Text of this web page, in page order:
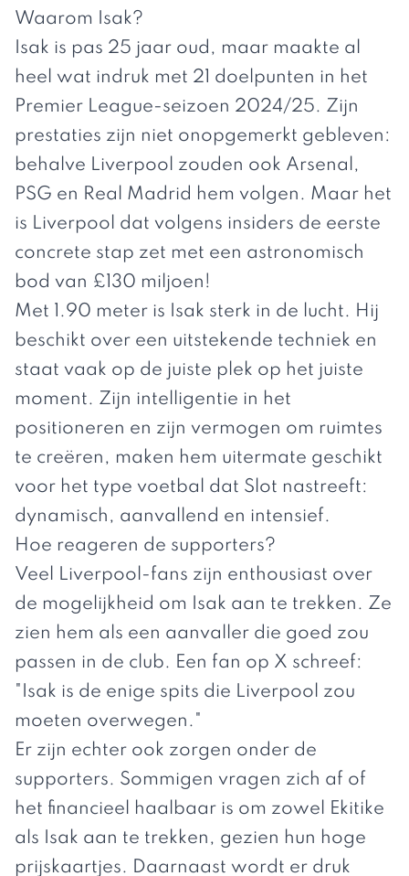
Waarom Isak?
Isak is pas 25 jaar oud, maar maakte al
heel wat indruk met 21 doelpunten in het
Premier League-seizoen 2024/25. Zijn
prestaties zijn niet onopgemerkt gebleven:
behalve Liverpool zouden ook Arsenal,
PSG en Real Madrid hem volgen. Maar het
is Liverpool dat volgens insiders de eerste
concrete stap zet met een astronomisch
bod van £130 miljoen!
Met 1.90 meter is Isak sterk in de lucht. Hij
beschikt over een uitstekende techniek en
staat vaak op de juiste plek op het juiste
moment. Zijn intelligentie in het
positioneren en zijn vermogen om ruimtes
te creëren, maken hem uitermate geschikt
voor het type voetbal dat Slot nastreeft:
dynamisch, aanvallend en intensief.
Hoe reageren de supporters?
Veel Liverpool-fans zijn enthousiast over
de mogelijkheid om Isak aan te trekken. Ze
zien hem als een aanvaller die goed zou
passen in de club. Een fan op X schreef:
"Isak is de enige spits die Liverpool zou
moeten overwegen."
Er zijn echter ook zorgen onder de
supporters. Sommigen vragen zich af of
het financieel haalbaar is om zowel Ekitike
als Isak aan te trekken, gezien hun hoge
prijskaartjes. Daarnaast wordt er druk